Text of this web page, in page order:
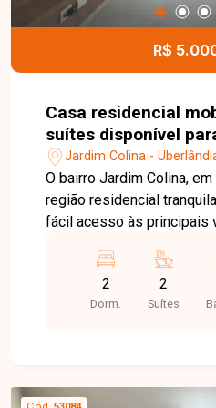
R$
Casa residencial
suítes disponível
bairro Jardim Colina
MG
Jardim Colina -
O bairro Jardim Colina,
região residencial
fácil acesso às principais
supermercados, escolas,
comércios, oferece
qualidade de vida para toda a
rack/painel com TV, mesa
2
Dorm.
2
Suítes